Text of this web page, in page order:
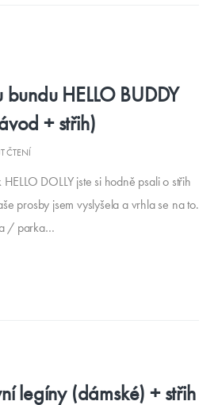
bundu HELLO BUDDY
+ střih)
ČTENÍ
DOLLY jste si hodně psali o střih
prosby jsem vyslyšela a vrhla se na to.
/ parka…
legíny (dámské) + střih